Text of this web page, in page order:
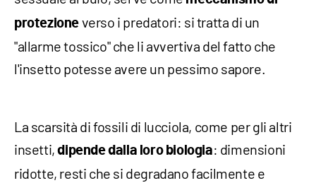
protezione verso i predatori: si tratta di un
"allarme tossico" che li avvertiva del fatto che
l'insetto potesse avere un pessimo sapore.
La scarsità di fossili di lucciola, come per gli altri
insetti, dipende dalla loro biologia: dimensioni
ridotte, resti che si degradano facilmente e